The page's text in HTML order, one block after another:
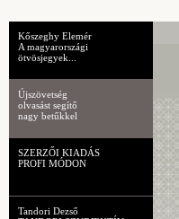
Kőszeghy Elemér
A magyarországi
ötvösjegyek...
Újszövetség
olvasást segítő
nagy betűkkel
SZERZŐI KIADÁS
PROFI MÓDON
Tandori Dezső